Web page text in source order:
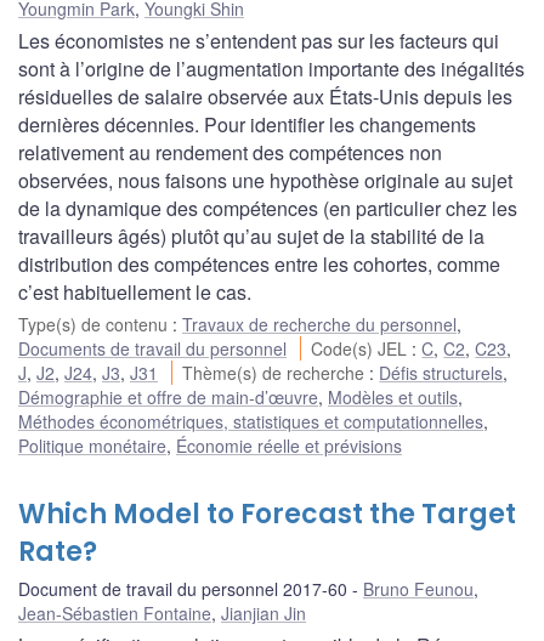
Youngmin Park, Youngki Shin
Les économistes ne s’entendent pas sur les facteurs qui
sont à l’origine de l’augmentation importante des inégalités
résiduelles de salaire observée aux États-Unis depuis les
dernières décennies. Pour identifier les changements
relativement au rendement des compétences non
observées, nous faisons une hypothèse originale au sujet
de la dynamique des compétences (en particulier chez les
travailleurs âgés) plutôt qu’au sujet de la stabilité de la
distribution des compétences entre les cohortes, comme
c’est habituellement le cas.
Type(s) de contenu : Travaux de recherche du personnel,
Documents de travail du personnel
Code(s) JEL :C,C2,C23,
J, J2, J24, J3, J31 Thème(s) de recherche : Défis structurels,
Démographie et offre de main-d’œuvre, Modèles et outils,
Méthodes économétriques, statistiques et computationnelles,
Politique monétaire, Économie réelle et prévisions
Which Model to Forecast the Target
Rate?
Document de travail du personnel 2017-60 Bruno Feunou,
Jean-Sébastien Fontaine, Jianjian Jin